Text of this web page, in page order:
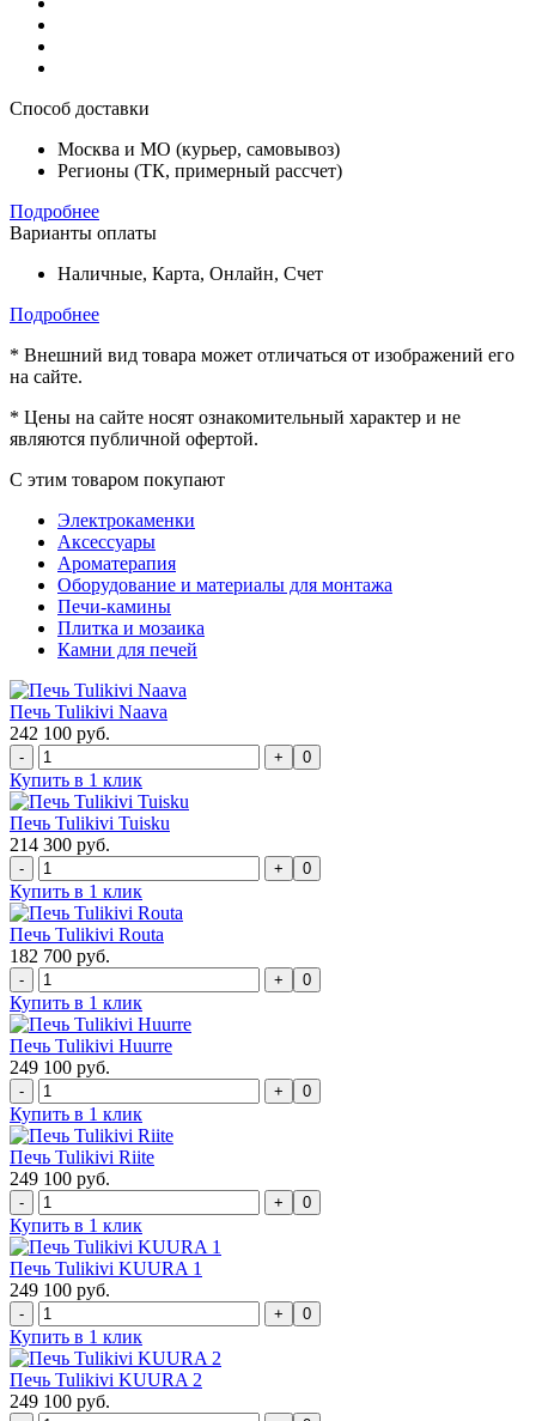
Способ доставки
Москва и МО (курьер, самовывоз)
Регионы (ТК, примерный рассчет)
Подробнее
Варианты оплаты
Наличные, Карта, Онлайн, Счет
Подробнее
* Внешний вид товара может отличаться от изображений его
на сайте.
* Цены на сайте носят ознакомительный характер и не
являются публичной офертой.
С этим товаром покупают
Электрокаменки
Аксессуары
Ароматерапия
Оборудование и материалы для монтажа
Печи-камины
Плитка и мозаика
Камни для печей
Печь Tulikivi Naava
242 100 руб.
0
Купить в 1 клик
Печь Tulikivi Tuisku
214 300 руб.
0
Купить в 1 клик
Печь Tulikivi Routa
182 700 руб.
0
Купить в 1 клик
Печь Tulikivi Huurre
249 100 руб.
0
Купить в 1 клик
Печь Tulikivi Riite
249 100 руб.
0
Купить в 1 клик
Печь Tulikivi KUURA 1
249 100 руб.
0
Купить в 1 клик
Печь Tulikivi KUURA 2
249 100 руб.